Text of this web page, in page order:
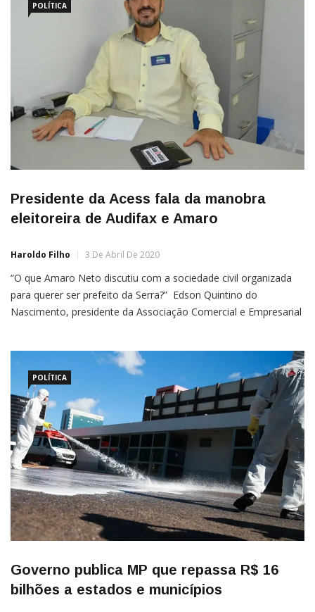
POLÍTICA
Presidente da Acess fala da manobra
eleitoreira de Audifax e Amaro
Haroldo Filho 3 De Abril De 2020
“O que Amaro Neto discutiu com a sociedade civil organizada
para querer ser prefeito da Serra?” Edson Quintino do
Nascimento, presidente da Associação Comercial e Empresarial
aberração o deputado federal Amaro Neto concorrer à
prefeitura da Serra […]
POLÍTICA
Governo publica MP que repassa R$ 16
bilhões a estados e municípios